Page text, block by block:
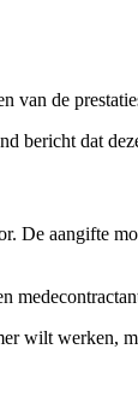
van de
bericht dat
De aangifte
wilt werken,